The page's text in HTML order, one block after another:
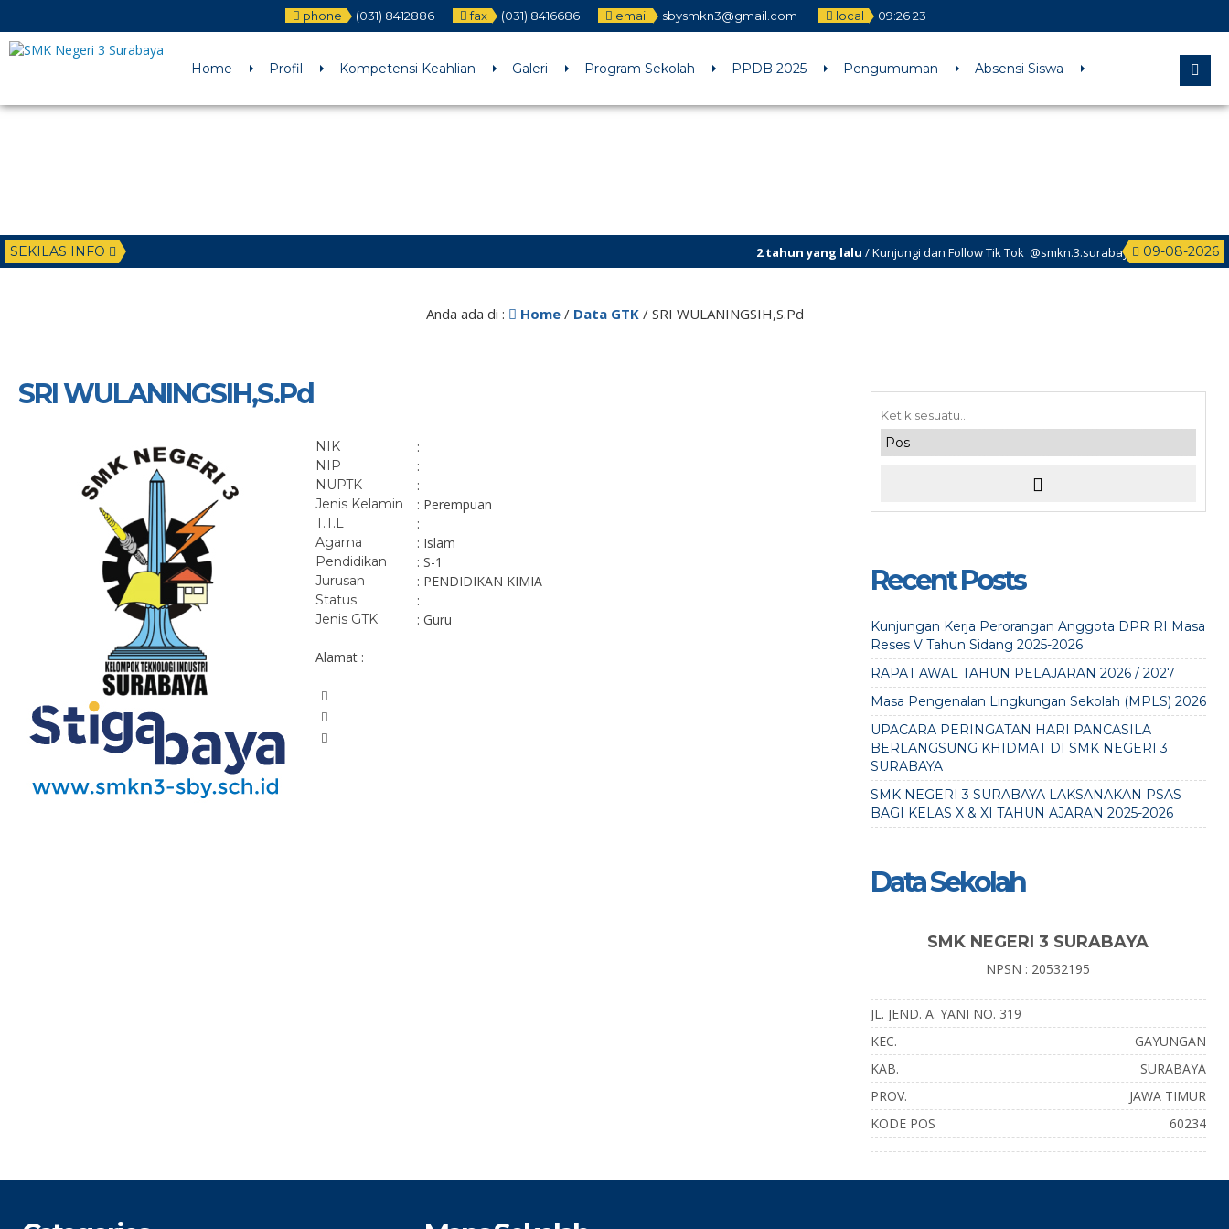
: Function WP_Dependencies->add_data() was called with an argument that is deprecatedsince version 6.9.0! IE conditional comments are ignored by all supported browsers. in
/home/u6225882/public_html/wp-includes/functions.php
phone (031) 8412886 fax (031) 8416686 email sbysmkn3@gmail.com local 09:26 23
Home Profil Kompetensi Keahlian Galeri Program Sekolah PPDB 2025 Pengumuman Absensi Siswa
SEKILAS INFO 09-08-2026
2 tahun yang lalu/ Kunjungi dan Follow Tik Tok @smkn.3.surabaya untuk info info
Anda ada di : Home/ Data GTK/ SRI WULANINGSIH,S.Pd
SRI WULANINGSIH,S.Pd
NIK :
NIP :
NUPTK :
Jenis Kelamin : Perempuan
T.T.L :
Agama : Islam
Pendidikan : S-1
Jurusan : PENDIDIKAN KIMIA
Status :
Jenis GTK : Guru
Alamat :
Recent Posts
Kunjungan Kerja Perorangan Anggota DPR RI Masa
Reses V Tahun Sidang 2025-2026
RAPAT AWAL TAHUN PELAJARAN 2026 / 2027
Masa Pengenalan Lingkungan Sekolah (MPLS) 2026
UPACARA PERINGATAN HARI PANCASILA
BERLANGSUNG KHIDMAT DI SMK NEGERI 3
SURABAYA
SMK NEGERI 3 SURABAYA LAKSANAKAN PSAS
BAGI KELAS X & XI TAHUN AJARAN 2025-2026
Data Sekolah
SMK NEGERI 3 SURABAYA
NPSN : 20532195
JL. JEND. A. YANI NO. 319
KEC.
GAYUNGAN
KAB.
SURABAYA
PROV.
JAWA TIMUR
KODE POS
60234